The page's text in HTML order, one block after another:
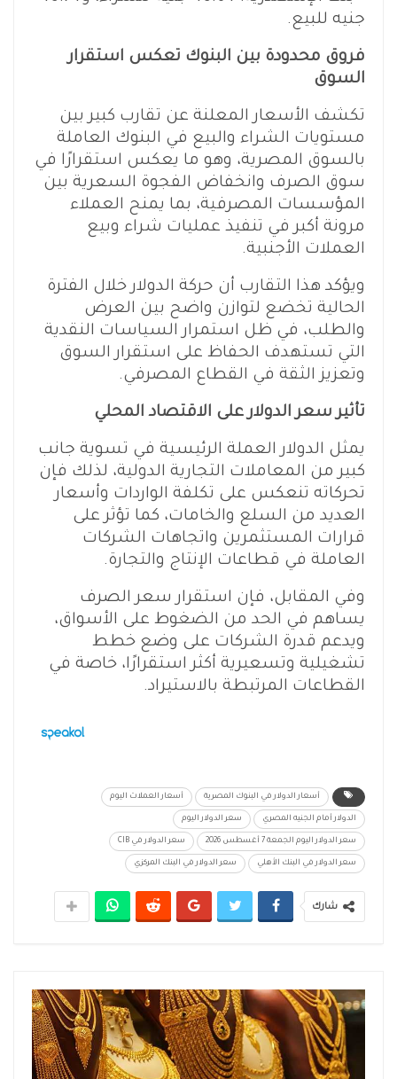
جنيه للبيع.
فروق محدودة بين البنوك تعكس استقرار
السوق
تكشف الأسعار المعلنة عن تقارب كبير بين
مستويات الشراء والبيع في البنوك العاملة
بالسوق المصرية، وهو ما يعكس استقرارًا في
سوق الصرف وانخفاض الفجوة السعرية بين
المؤسسات المصرفية، بما يمنح العملاء
مرونة أكبر في تنفيذ عمليات شراء وبيع
العملات الأجنبية.
ويؤكد هذا التقارب أن حركة الدولار خلال الفترة
الحالية تخضع لتوازن واضح بين العرض
والطلب، في ظل استمرار السياسات النقدية
التي تستهدف الحفاظ على استقرار السوق
وتعزيز الثقة في القطاع المصرفي.
تأثير سعر الدولار على الاقتصاد المحلي
يمثل الدولار العملة الرئيسية في تسوية جانب
كبير من المعاملات التجارية الدولية، لذلك فإن
تحركاته تنعكس على تكلفة الواردات وأسعار
العديد من السلع والخامات، كما تؤثر على
قرارات المستثمرين واتجاهات الشركات
العاملة في قطاعات الإنتاج والتجارة.
وفي المقابل، فإن استقرار سعر الصرف
يساهم في الحد من الضغوط على الأسواق،
ويدعم قدرة الشركات على وضع خطط
تشغيلية وتسعيرية أكثر استقرارًا، خاصة في
القطاعات المرتبطة بالاستيراد.
أسعار الدولار في البنوك المصرية أسعار العملات اليوم
الدولار أمام الجنيه المصري سعر الدولار اليوم
سعر الدولار اليوم الجمعة 7 أغسطس 2026 سعر الدولار في CIB
سعر الدولار في البنك الأهلي سعر الدولار في البنك المركزي
شارك